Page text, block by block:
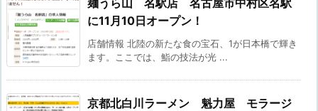
に11月10日オープン！
店舗情報 北陸の新たな食の宝石、​1​が日本橋で輝き
ます。ここでは、鮨の技法が光 ...
京都北白川ラーメン 魁力屋 モラージ